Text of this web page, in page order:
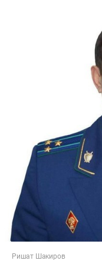
Ришат Шакиров